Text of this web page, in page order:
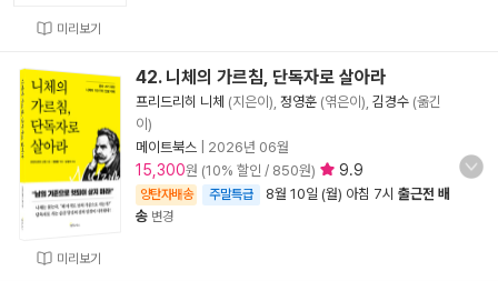
미리보기
미리보기
42. 니체의 가르침, 단독자로 살아라
프리드리히 니체 (지은이), 정영훈 (엮은이), 김경수 (옮긴
이)
메이트북스
2026년 06월
15,300원 (10% 할인 / 850원) 9.9
양탄자배송 주말특급 8월 10일 (월) 아침 7시 출근전 배
송 변경